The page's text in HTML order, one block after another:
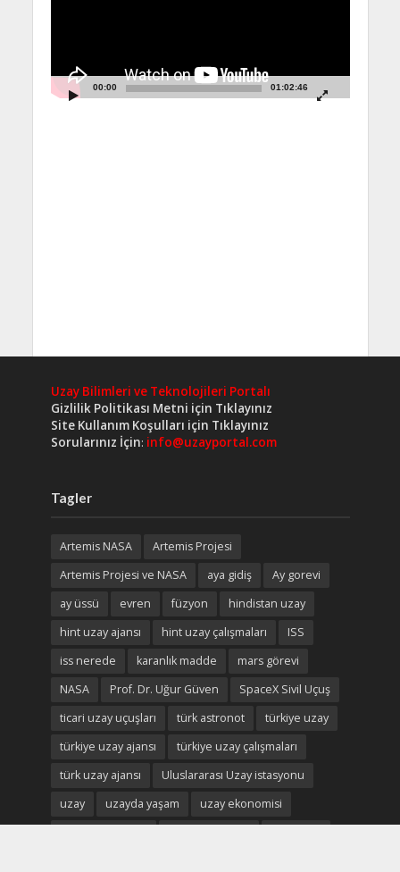
00:00 01:02:46
Uzay Bilimleri ve Teknolojileri Portalı
Gizlilik Politikası Metni için Tıklayınız
Site Kullanım Koşulları için Tıklayınız
Sorularınız İçin: info@uzayportal.com
Tagler
Artemis NASA
Artemis Projesi
Artemis Projesi ve NASA
aya gidiş
Ay gorevi
ay üssü
evren füzyon
hindistan uzay
hint uzay ajansı
hint uzay çalışmaları
ISS
iss nerede
karanlık madde
mars görevi
NASA
Prof. Dr. Uğur Güven
SpaceX Sivil Uçuş
ticari uzay uçuşları
türk astronot
türkiye uzay
türkiye uzay ajansı
türkiye uzay çalışmaları
türk uzay ajansı
Uluslararası Uzay istasyonu
uzay
uzayda yaşam
uzay ekonomisi